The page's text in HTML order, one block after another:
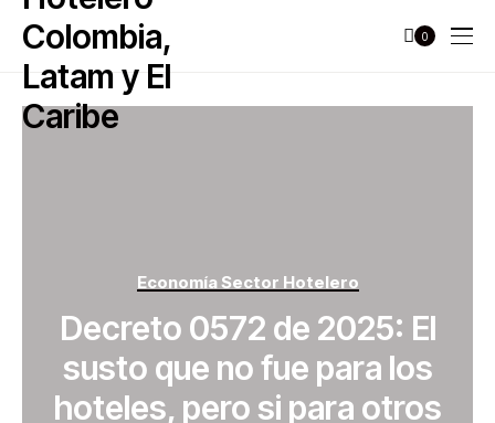
0
Economía Sector Hotelero
Decreto 0572 de 2025: El
susto que no fue para los
hoteles, pero si para otros